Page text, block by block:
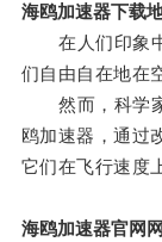
海鸥加速器下载
在人们印象中
们自由自在地在
然而，科学家
鸥加速器，通过
它们在飞行速度
海鸥加速器官网